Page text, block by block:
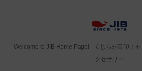
Welcome to JIB Home Page! ‐ くじらが目印！
クセサリー